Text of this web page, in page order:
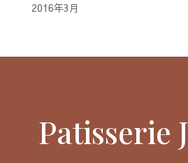
2016年3月
Patisserie